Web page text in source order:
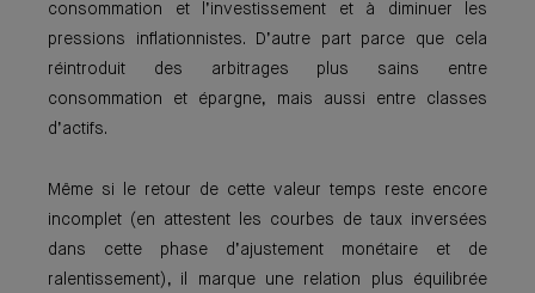
consommation et l’investissement et à diminuer les
pressions inflationnistes. D’autre part parce que cela
réintroduit des arbitrages plus sains entre
consommation et épargne, mais aussi entre classes
d’actifs.
Même si le retour de cette valeur temps reste encore
incomplet (en attestent les courbes de taux inversées
dans cette phase d’ajustement monétaire et de
ralentissement), il marque une relation plus équilibrée